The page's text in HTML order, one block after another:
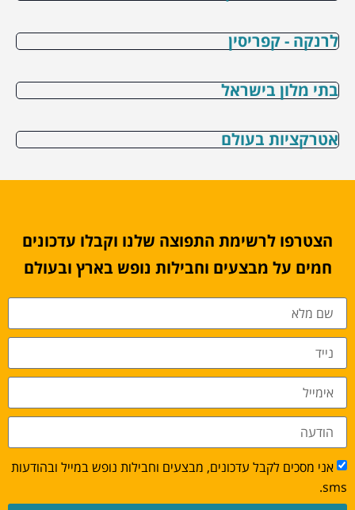
לרנקה - קפריסין
בתי מלון בישראל
אטרקציות בעולם
הצטרפו לרשימת התפוצה שלנו וקבלו עדכונים
חמים על מבצעים וחבילות נופש בארץ ובעולם
אני מסכים לקבל עדכונים, מבצעים וחבילות נופש במייל ובהודעות
sms.